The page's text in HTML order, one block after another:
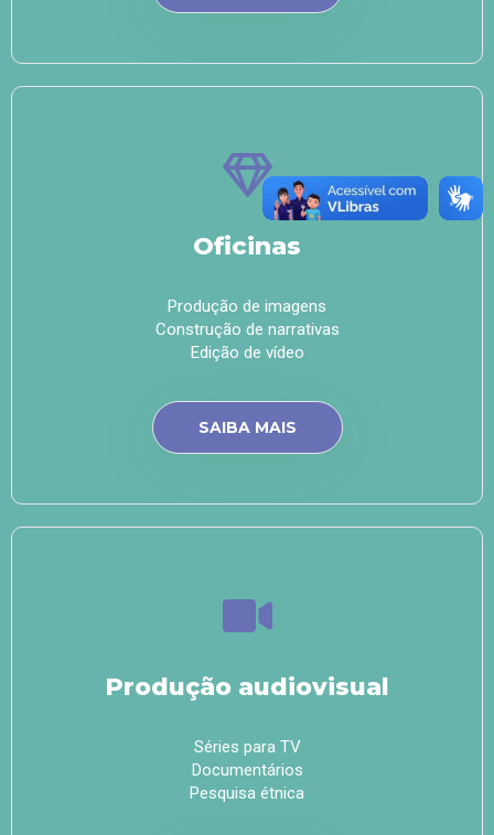
Oficinas
Produção de imagens
Construção de narrativas
Edição de vídeo
SAIBA MAIS
Produção audiovisual
Séries para TV
Documentários
Pesquisa étnica